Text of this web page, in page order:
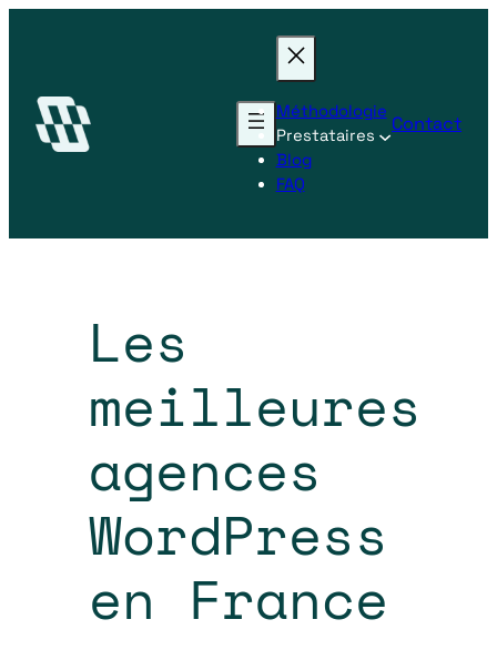
Méthodologie
Prestataires
Blog
FAQ
Contact
Les
meilleures
agences
WordPress
en France